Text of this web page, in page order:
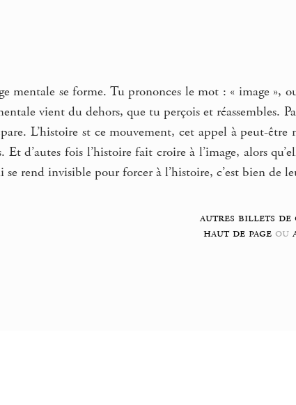
mentale se forme. Tu prononces le mot : « image »,
vient du dehors, que tu perçois et réassembles.
L’histoire st ce mouvement, cet appel à peut-
Et d’autes fois l’histoire fait croire à l’image, alors
se rend invisible pour forcer à l’histoire, c’est bien de
autres billets
haut de pageou